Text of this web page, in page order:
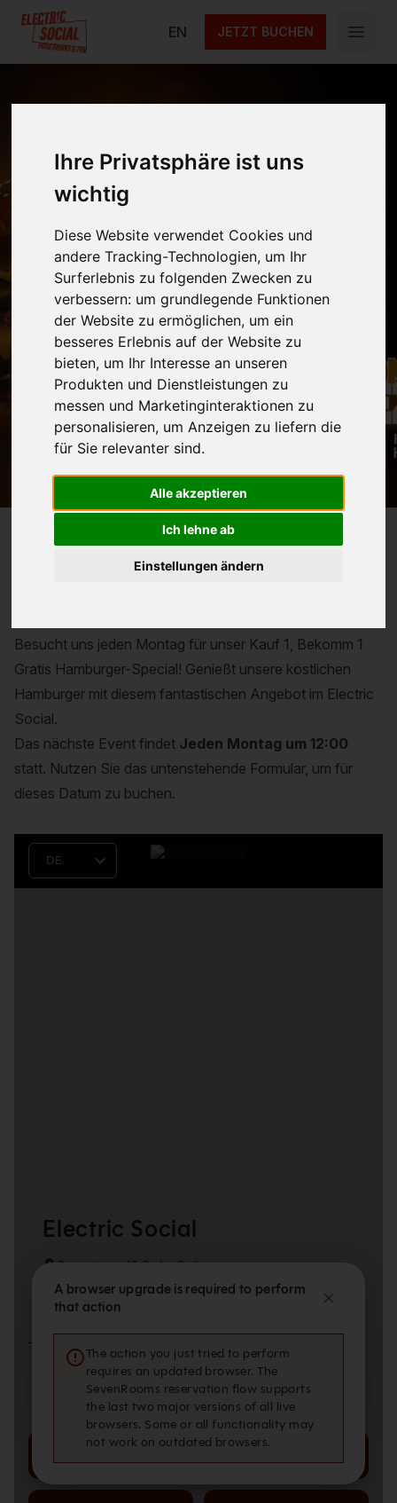
Ihre Privatsphäre ist uns
wichtig
Diese Website verwendet Cookies und
andere Tracking-Technologien, um Ihr
Surferlebnis zu folgenden Zwecken zu
verbessern: um grundlegende Funktionen
der Website zu ermöglichen, um ein
besseres Erlebnis auf der Website zu
bieten, um Ihr Interesse an unseren
Produkten und Dienstleistungen zu
messen und Marketinginteraktionen zu
personalisieren, um Anzeigen zu liefern die
für Sie relevanter sind.
Alle akzeptieren
Ich lehne ab
Einstellungen ändern
Electric Social
EN JETZT BUCHEN
Open
Kauf 1, Bekomm 1
Gratis
Besuchen Sie uns jeden Montag und erhalten
Sie einen Hamburger gratis, wenn Sie einen
Hamburger kaufen!
Nächstes Event am Jeden Montag
Reservierung für
Besucht uns jeden Montag für unser Kauf 1, Bekomm 1
Gratis Hamburger-Special! Genießt unsere köstlichen
Hamburger mit diesem fantastischen Angebot im Electric
Social.
Das nächste Event findet Jeden Montag um 12:00
statt. Nutzen Sie das untenstehende Formular, um für
dieses Datum zu buchen.